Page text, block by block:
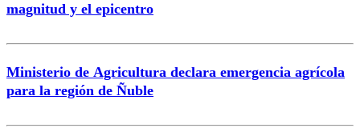
magnitud y el epicentro
Ministerio de Agricultura declara emergencia agrícola
para la región de Ñuble